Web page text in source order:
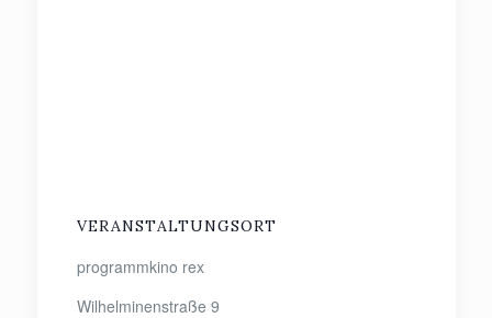
VERANSTALTUNGSORT
programmkino rex
Wilhelminenstraße 9